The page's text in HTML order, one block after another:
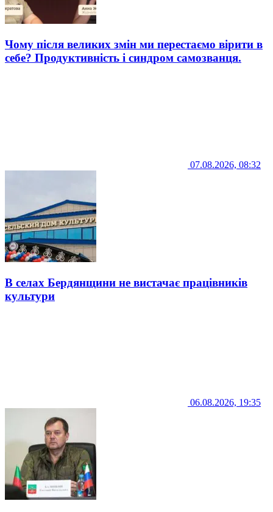
Чому після великих змін ми перестаємо вірити в
себе? Продуктивність і синдром самозванця.
07.08.2026, 08:32
В селах Бердянщини не вистачає працівників
культури
06.08.2026, 19:35